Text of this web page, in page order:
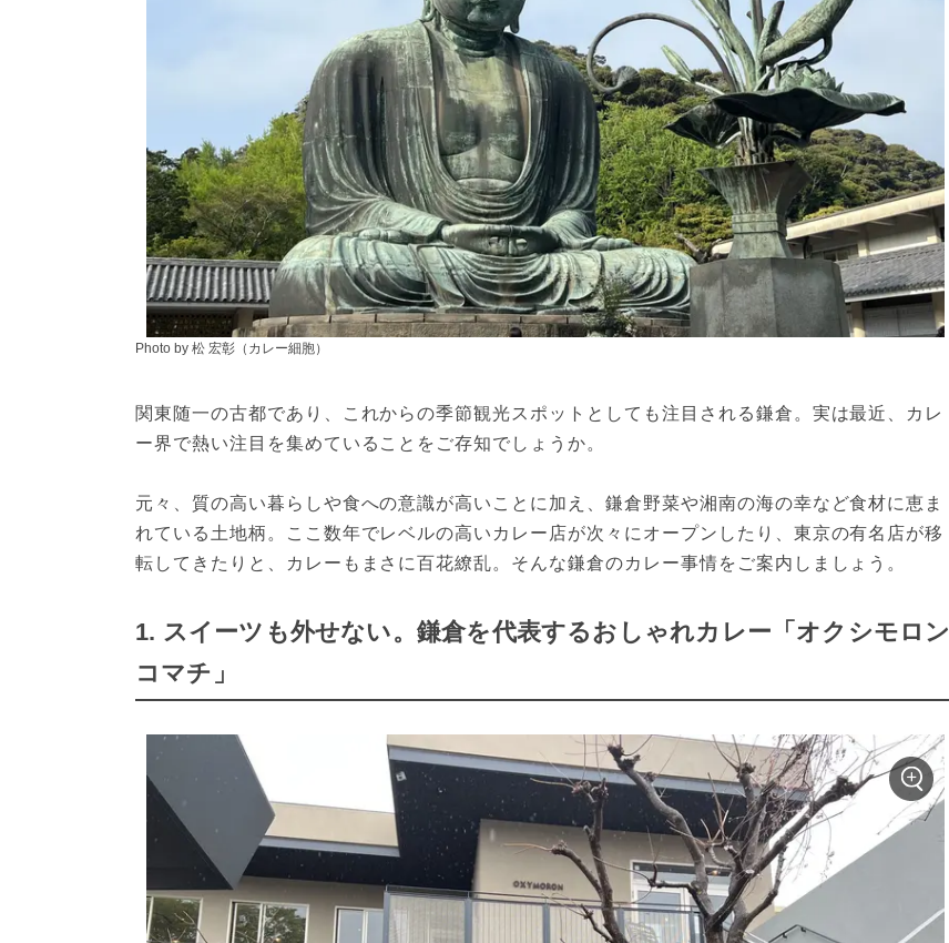
Photo by 松 宏彰（カレー細胞）
関東随一の古都であり、これからの季節観光スポットとしても注目される鎌倉。実は最近、カレ
ー界で熱い注目を集めていることをご存知でしょうか。
元々、質の高い暮らしや食への意識が高いことに加え、鎌倉野菜や湘南の海の幸など食材に恵ま
れている土地柄。ここ数年でレベルの高いカレー店が次々にオープンしたり、東京の有名店が移
転してきたりと、カレーもまさに百花繚乱。そんな鎌倉のカレー事情をご案内しましょう。
1. スイーツも外せない。鎌倉を代表するおしゃれカレー「オクシモロン
コマチ」